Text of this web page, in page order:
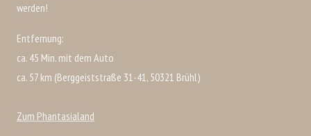
werden!
Entfernung:
ca. 45 Min. mit dem Auto
ca. 57 km (Berggeiststraße 31-41, 50321 Brühl)
Zum Phantasialand